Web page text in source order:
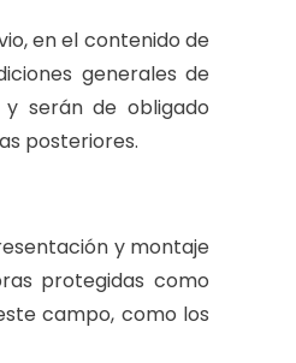
en el contenido de
generales de
serán de obligado
posteriores.
y montaje
protegidas como
campo, como los